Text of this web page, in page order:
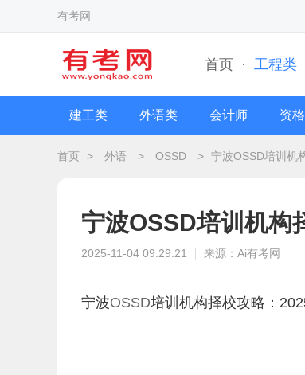
有考网
首页 · 工程类
建工类 外语类 会计师 资
首页 > 外语 > OSSD > 宁波OSSD培训机
宁波OSSD培训机构
2025-11-04 09:29:21 来源：Ai有考网
宁波OSSD培训机构择校攻略：